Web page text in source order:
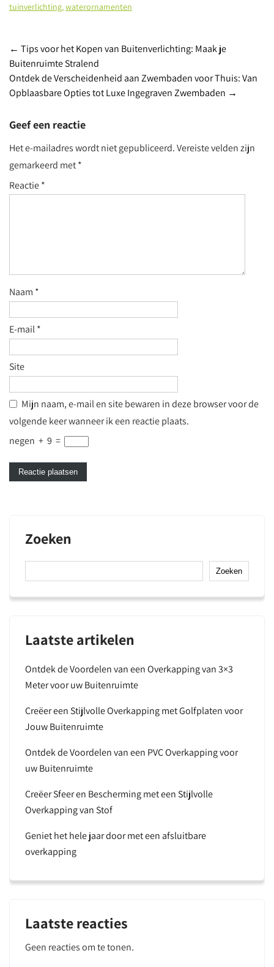
tuinverlichting,waterornamenten
Post
navigation
← Tips voor het Kopen van Buitenverlichting: Maak je
Buitenruimte Stralend
Ontdek de Verscheidenheid aan Zwembaden voor Thuis: Van
Opblaasbare Opties tot Luxe Ingegraven Zwembaden →
Geef een reactie
Het e-mailadres wordt niet gepubliceerd.Vereiste velden zijn
gemarkeerd met*
Reactie*
Naam *
E-mail*
Site
Mijn naam, e-mail en site bewaren in deze browser voor de
volgende keer wanneer ik een reactie plaats.
negen + 9 =
Zoeken
Zoeken
Laatste artikelen
Ontdek de Voordelen van een Overkapping van 3×3
Meter voor uw Buitenruimte
Creëer een Stijlvolle Overkapping met Golfplaten voor
Jouw Buitenruimte
Ontdek de Voordelen van een PVC Overkapping voor
uw Buitenruimte
Creëer Sfeer en Bescherming met een Stijlvolle
Overkapping van Stof
Geniet het hele jaar door met een afsluitbare
overkapping
Laatste reacties
Geen reacties om te tonen.